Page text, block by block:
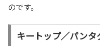
のです。
キートップ／パン